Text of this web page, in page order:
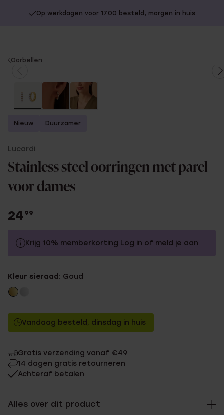
Op werkdagen voor 17.00 besteld, morgen in huis
You
Oorbellen
Nieuw Duurzamer
Lucardi
Stainless steel oorringen met parel
voor dames
24 99
Krijg 10% memberkorting Log in of meld je aan
Zonder memberkorting
Kleur sieraad: Goud
Vandaag besteld, dinsdag in huis
Gratis verzending vanaf €49
14 dagen gratis retourneren
Achteraf betalen
Alles over dit product